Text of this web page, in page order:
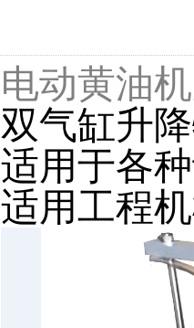
电动黄油机
双气缸升
适用于各
适用工程